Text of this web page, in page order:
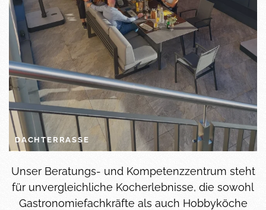
DACHTERRASSE
Unser Beratungs- und Kompetenzzentrum steht
für unvergleichliche Kocherlebnisse, die sowohl
Gastronomiefachkräfte als auch Hobbyköche